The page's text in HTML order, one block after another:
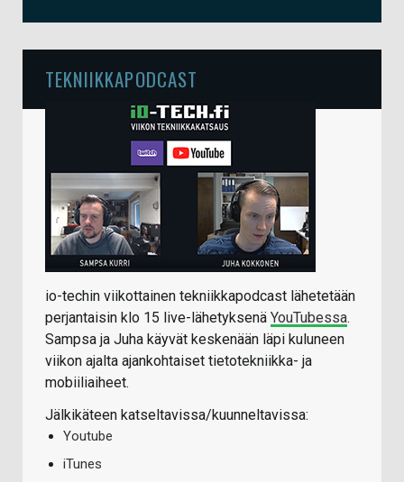
TEKNIIKKAPODCAST
io-techin viikottainen tekniikkapodcast lähetetään
perjantaisin klo 15 live-lähetyksenä YouTubessa.
Sampsa ja Juha käyvät keskenään läpi kuluneen
viikon ajalta ajankohtaiset tietotekniikka- ja
mobiiliaiheet.
Jälkikäteen katseltavissa/kuunneltavissa:
Youtube
iTunes